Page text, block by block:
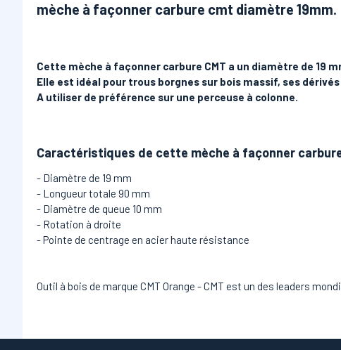
mèche à façonner carbure cmt diamètre 19mm.
Cette mèche à façonner carbure CMT a un diamètre de 19
Elle est idéal pour trous borgnes sur bois massif, ses
A utiliser de préférence sur une perceuse à colonne.
Caractéristiques de cette mèche à façonner
- Diamètre de 19 mm
- Longueur totale 90 mm
- Diamètre de queue 10 mm
- Rotation à droite
- Pointe de centrage en acier haute résistance
Outil à bois de marque CMT Orange - CMT est un des leaders